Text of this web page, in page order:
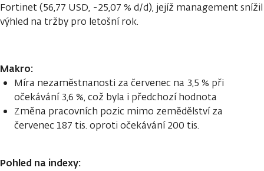
Fortinet (56,77 USD, -25,07 % d/d), jejíž management snížil
výhled na tržby pro letošní rok.
Makro:
Míra nezaměstnanosti za červenec na 3,5 % při
očekávání 3,6 %, což byla i předchozí hodnota
Změna pracovních pozic mimo zemědělství za
červenec 187 tis. oproti očekávání 200 tis.
Pohled na indexy: